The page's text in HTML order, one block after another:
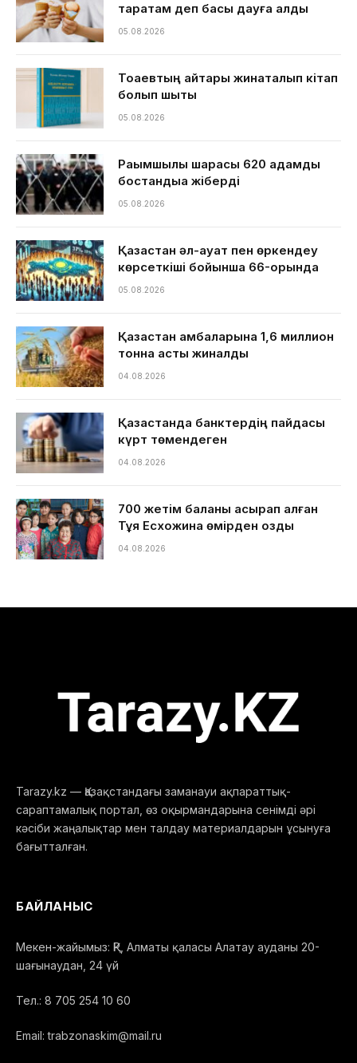
таратам деп басы дауға қалды
05.08.2026
Тоқаевтың айтқары жинақталып кітап
болып шықты
05.08.2026
Рақымшылық шарасы 620 адамды
бостандыққа жіберді
05.08.2026
Қазақстан әл-ауқат пен өркендеу
көрсеткіші бойынша 66-орында
05.08.2026
Қазақстан қамбаларына 1,6 миллион
тонна астық жиналды
04.08.2026
Қазақстанда банктердің пайдасы
күрт төмендеген
04.08.2026
700 жетім баланы асырап алған
Тұяқ Есхожина өмірден озды
04.08.2026
Tarazy.kz — Қазақстандағы заманауи ақпараттық-
сараптамалық портал, өз оқырмандарына сенімді әрі
кәсіби жаңалықтар мен талдау материалдарын ұсынуға
бағытталған.
БАЙЛАНЫС
Мекен-жайымыз: ҚР, Алматы қаласы Алатау ауданы 20-
шағынаудан, 24 үй
Тел.: 8 705 254 10 60
Email: trabzonaskim@mail.ru